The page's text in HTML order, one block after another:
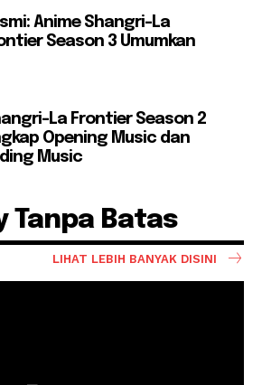
Anime Shangri-La
Season 3 Umumkan
La Frontier Season 2
Opening Music dan
Music
Tanpa Batas
LIHAT LEBIH BANYAK DISINI